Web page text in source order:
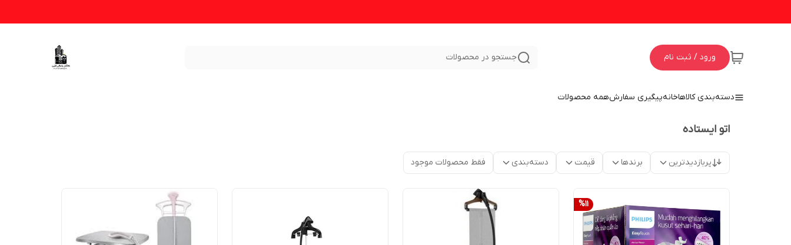
ورود / ثبت نام جستجو در محصولات
دسته‌بندی کالاهاخانهپیگیری سفارشهمه محصولات
اتو ایستاده
پربازدیدترین برندها قیمت دسته‌بندی فقط محصولات موجود
%11